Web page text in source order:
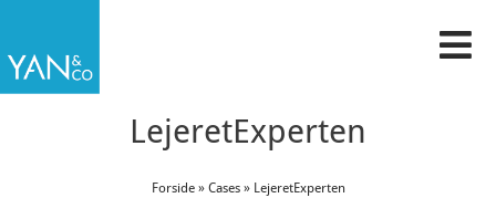
indholdet
LejeretExperten
Forside»Cases» LejeretExperten